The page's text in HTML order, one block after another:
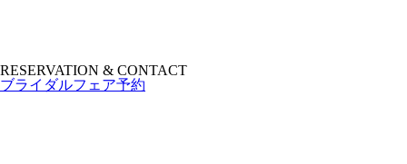
RESERVATION & CONTACT
ブライダルフェア予約